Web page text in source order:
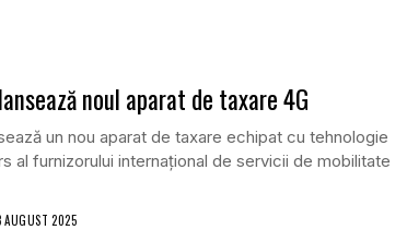
noul aparat de taxare 4G
un nou aparat de taxare echipat cu tehnologie
al furnizorului internațional de servicii de mobilitate
AUGUST 2025